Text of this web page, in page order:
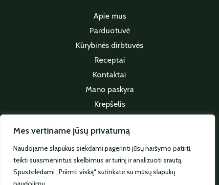
Mes vertiname jūsų privatumą
Naudojame slapukus siekdami pagerinti jūsų naršymo patirtį,
teikti suasmenintus skelbimus ar turinį ir analizuoti srautą.
Spustelėdami „Priimti viską“ sutinkate su mūsų slapukų
Apie mus
Parduotuvė
Kūrybinės dirbtuvės
Receptai
Kontaktai
Mano paskyra
Krepšelis
Sekite mus